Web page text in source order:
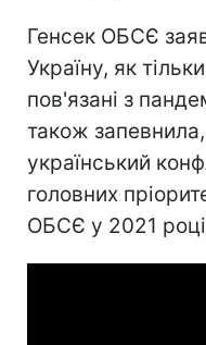
Генсек ОБСЄ
Україну, як
пов'язані з
також
український
головних
ОБСЄ у 2021